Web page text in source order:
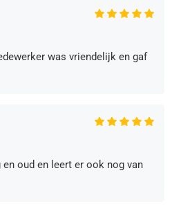
was vriendelijk en gaf
oud en leert er ook nog van